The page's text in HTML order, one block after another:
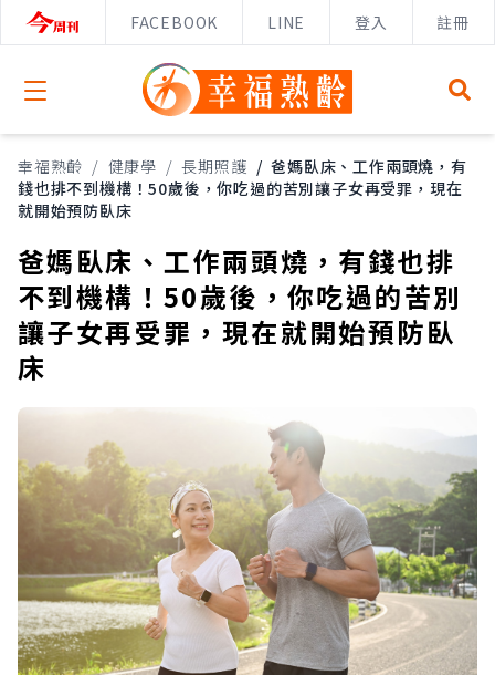
FACEBOOK LINE 登入 註冊
Open menu
幸福熟齡 / 健康學 / 長期照護 / 爸媽臥床、工作兩頭燒，有
錢也排不到機構！50歲後，你吃過的苦別讓子女再受罪，現在
就開始預防臥床
爸媽臥床、工作兩頭燒，有錢也排
不到機構！50歲後，你吃過的苦別
讓子女再受罪，現在就開始預防臥
床